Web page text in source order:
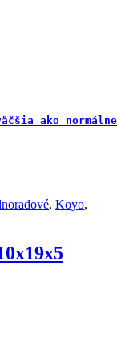
ako normálne
, Koyo,